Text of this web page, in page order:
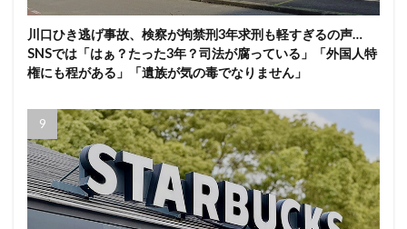
川口ひき逃げ事故、検察が拘禁刑3年求刑も軽すぎるの声…
SNSでは「はぁ？たった3年？司法が腐っている」「外国人特
権にも程がある」「遺族が気の毒でなりません」